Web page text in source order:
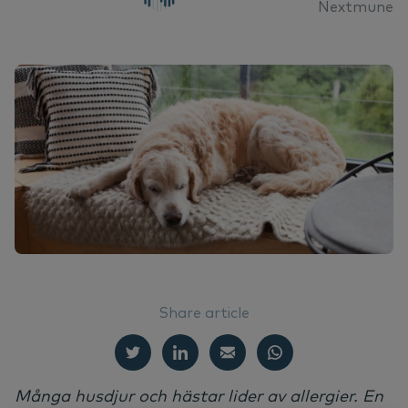
Deutsch
English
Nederlands
Nextmune
Share article
Många husdjur och hästar lider av allergier. En